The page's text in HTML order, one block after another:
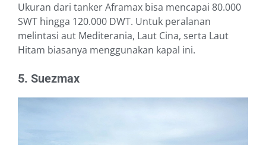
Ukuran dari tanker Aframax bisa mencapai 80.000
SWT hingga 120.000 DWT. Untuk peralanan
melintasi aut Mediterania, Laut Cina, serta Laut
Hitam biasanya menggunakan kapal ini.
5. Suezmax